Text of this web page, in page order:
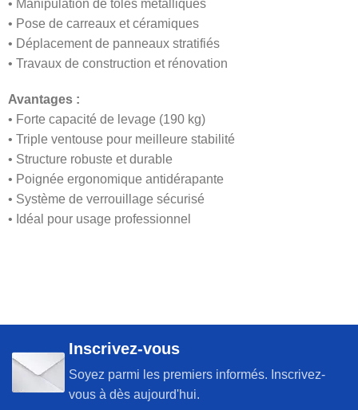
• Manipulation de tôles métalliques
• Pose de carreaux et céramiques
• Déplacement de panneaux stratifiés
• Travaux de construction et rénovation
Avantages :
• Forte capacité de levage (190 kg)
• Triple ventouse pour meilleure stabilité
• Structure robuste et durable
• Poignée ergonomique antidérapante
• Système de verrouillage sécurisé
• Idéal pour usage professionnel
Inscrivez-vous
Soyez parmi les premiers informés. Inscrivez-
vous à dès aujourd'hui.